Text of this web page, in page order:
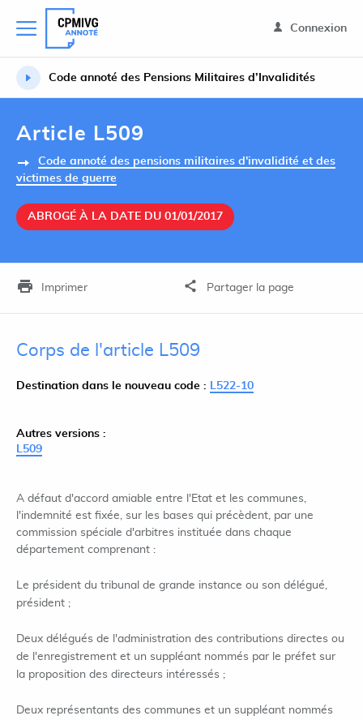
Connexion
Code annoté des Pensions Militaires d’Invalidités
Article L509
Code annoté des pensions militaires d'invalidité et des
victimes de guerre
ABROGÉ À LA DATE DU 01/01/2017
Imprimer Partager la page
Corps de l'article L509
Destination dans le nouveau code : L522-10
Autres versions :
L509
A défaut d'accord amiable entre l'Etat et les communes,
l'indemnité est fixée, sur les bases qui précèdent, par une
commission spéciale d'arbitres instituée dans chaque
département comprenant :
Le président du tribunal de grande instance ou son délégué,
président ;
Deux délégués de l'administration des contributions directes ou
de l'enregistrement et un suppléant nommés par le préfet sur
la proposition des directeurs intéressés ;
Deux représentants des communes et un suppléant nommés